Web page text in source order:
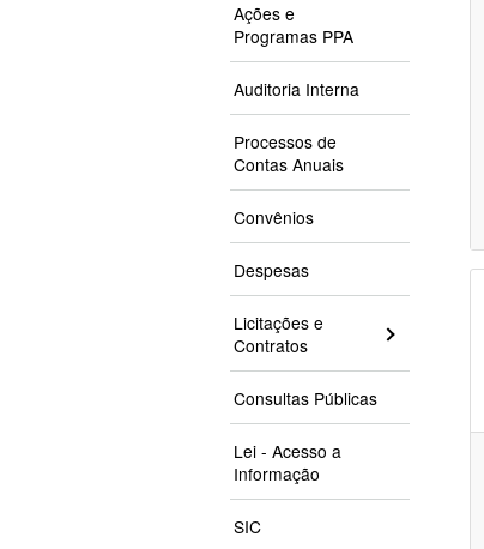
Ações e
Programas PPA
Auditoria Interna
Processos de
Contas Anuais
Convênios
Despesas
Licitações e
Contratos
Consultas Públicas
Lei - Acesso a
Informação
SIC